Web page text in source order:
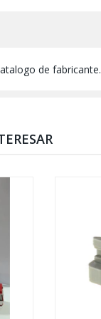
de fabricante.